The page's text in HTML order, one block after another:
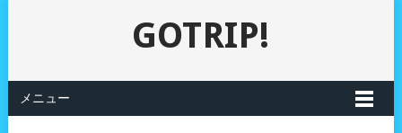
GOTRIP!
メニュー